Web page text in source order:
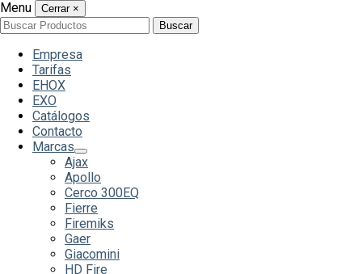
Menu Cerrar ×
Buscar
por:
Buscar
Empresa
Tarifas
EHOX
EXO
Catálogos
Contacto
Marcas
Ajax
Apollo
Cerco 300EQ
Fierre
Firemiks
Gaer
Giacomini
HD Fire